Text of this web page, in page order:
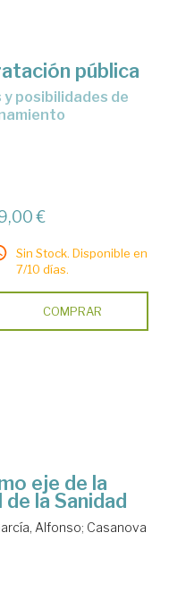
pública
€
Sin Stock. Disponible en
7/10 días.
COMPRAR
eje de la
la Sanidad
Alfonso; Casanova